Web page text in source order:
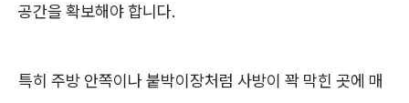
공간을 확보해야 합니다.
특히 주방 안쪽이나 붙박이장처럼 사방이 꽉 막힌 곳에 매